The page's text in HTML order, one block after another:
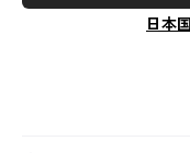
日本